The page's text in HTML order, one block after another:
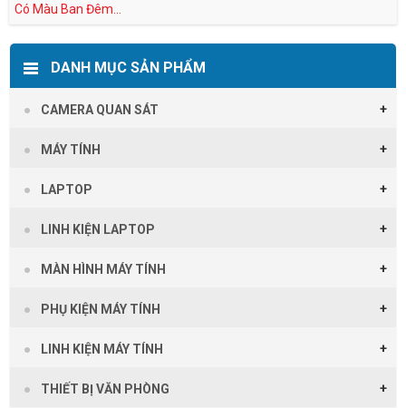
Có Màu Ban Đêm...
DANH MỤC SẢN PHẨM
CAMERA QUAN SÁT
MÁY TÍNH
LAPTOP
LINH KIỆN LAPTOP
MÀN HÌNH MÁY TÍNH
PHỤ KIỆN MÁY TÍNH
LINH KIỆN MÁY TÍNH
THIẾT BỊ VĂN PHÒNG